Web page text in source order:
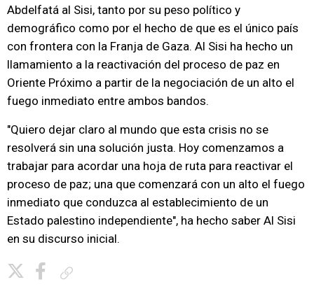
Abdelfatá al Sisi, tanto por su peso político y
demográfico como por el hecho de que es el único país
con frontera con la Franja de Gaza. Al Sisi ha hecho un
llamamiento a la reactivación del proceso de paz en
Oriente Próximo a partir de la negociación de un alto el
fuego inmediato entre ambos bandos.
"Quiero dejar claro al mundo que esta crisis no se
resolverá sin una solución justa. Hoy comenzamos a
trabajar para acordar una hoja de ruta para reactivar el
proceso de paz; una que comenzará con un alto el fuego
inmediato que conduzca al establecimiento de un
Estado palestino independiente", ha hecho saber Al Sisi
en su discurso inicial.